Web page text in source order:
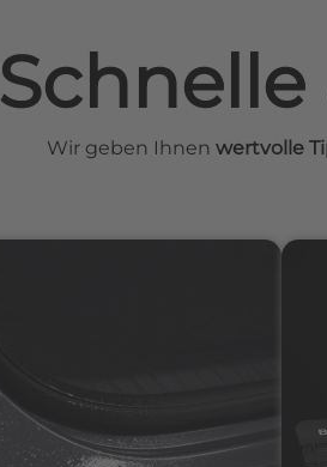
Wir geben Ihnen wertvolle